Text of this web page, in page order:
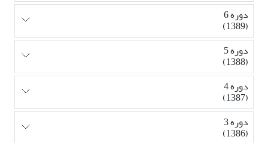
دوره 6
(1389)
دوره 5
(1388)
دوره 4
(1387)
دوره 3
(1386)